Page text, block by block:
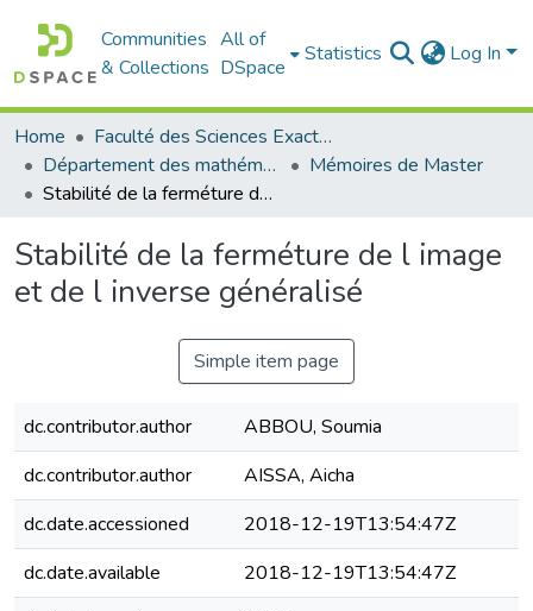
Communities
& Collections
All of
DSpace
Statistics Log In
Home
Faculté des Sciences Exactes et de l'Informatique
Département des mathématiques et informatique
Mémoires de Master
Stabilité de la ferméture de l image et de l inverse généralisé
Stabilité de la ferméture de l image
et de l inverse généralisé
Simple item page
dc.contributor.author
ABBOU, Soumia
dc.contributor.author
AISSA, Aicha
dc.date.accessioned
2018-12-19T13:54:47Z
dc.date.available
2018-12-19T13:54:47Z